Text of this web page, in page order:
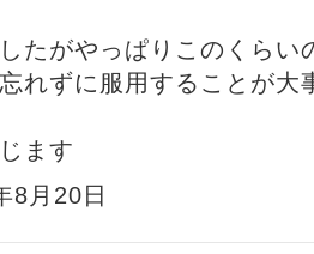
たがやっぱりこのくらい
れずに服用することが大
ます
8月20日